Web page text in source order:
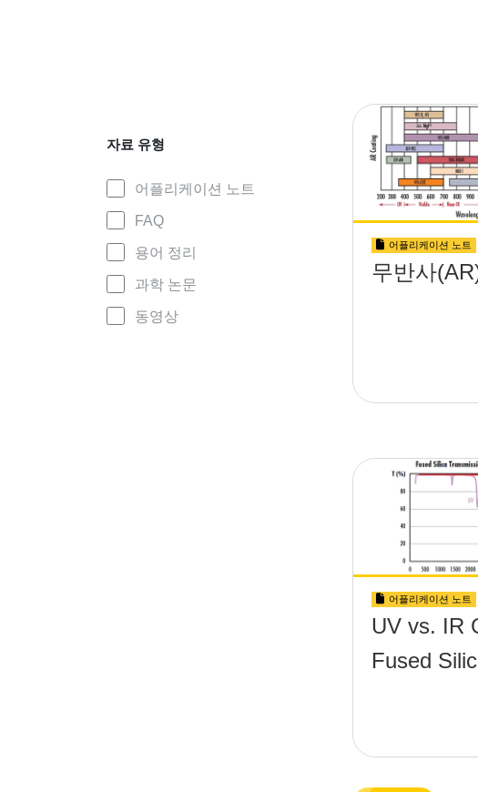
자료 유형
어플리케이션 노트
FAQ
용어 정리
과학 논문
동영상
어플리케이션 노트
무반사
어플리케이션 노트
UV vs. IR
Fused